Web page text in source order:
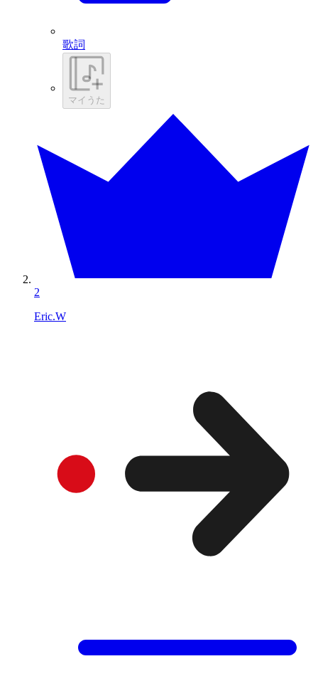
歌詞
マイうた
2
Eric.W